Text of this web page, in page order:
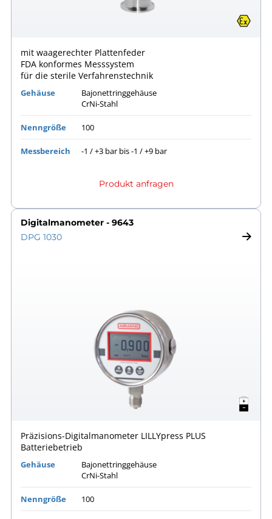
mit waagerechter Plattenfeder
FDA konformes Messsystem
für die sterile Verfahrenstechnik
Gehäuse
Bajonettringgehäuse
CrNi-Stahl
Nenngröße 100
Messbereich -1 / +3 bar bis -1 / +9 bar
Produkt anfragen
Digitalmanometer - 9643
DPG 1030
Präzisions-Digitalmanometer LILLYpress PLUS
Batteriebetrieb
Gehäuse
Bajonettringgehäuse
CrNi-Stahl
Nenngröße 100